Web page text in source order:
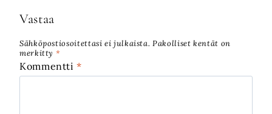
Vastaa
Sähköpostiosoitettasi ei julkaista. Pakolliset kentät on
merkitty *
Kommentti*